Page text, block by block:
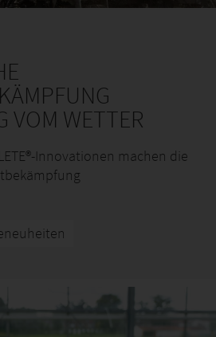
VOM WETTER
Innovationen machen die